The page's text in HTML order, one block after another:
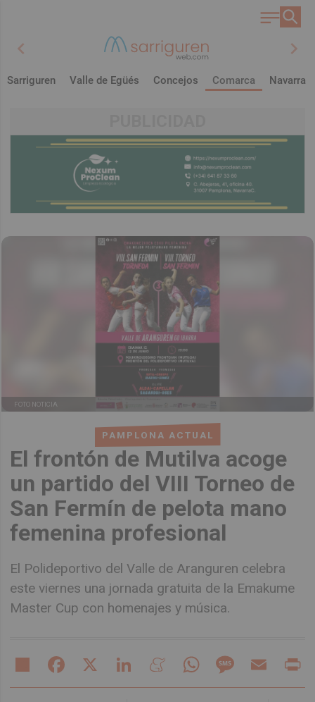
chevron_left chevron_right
Sarriguren Valle de Egüés Concejos Comarca Navarra
PAMPLONA ACTUAL
El frontón de Mutilva acoge
un partido del VIII Torneo de
San Fermín de pelota mano
femenina profesional
El Polideportivo del Valle de Aranguren celebra
este viernes una jornada gratuita de la Emakume
Master Cup con homenajes y música.
FOTO NOTICIA
Share Facebook LinkedIn MeneameWhatsAppMessageEmail